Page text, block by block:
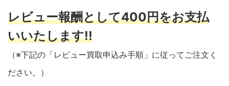
レビュー報酬として400円をお支払
いいたします!!
（※下記の「レビュー買取申込み手順」に従ってご注文く
ださい。）